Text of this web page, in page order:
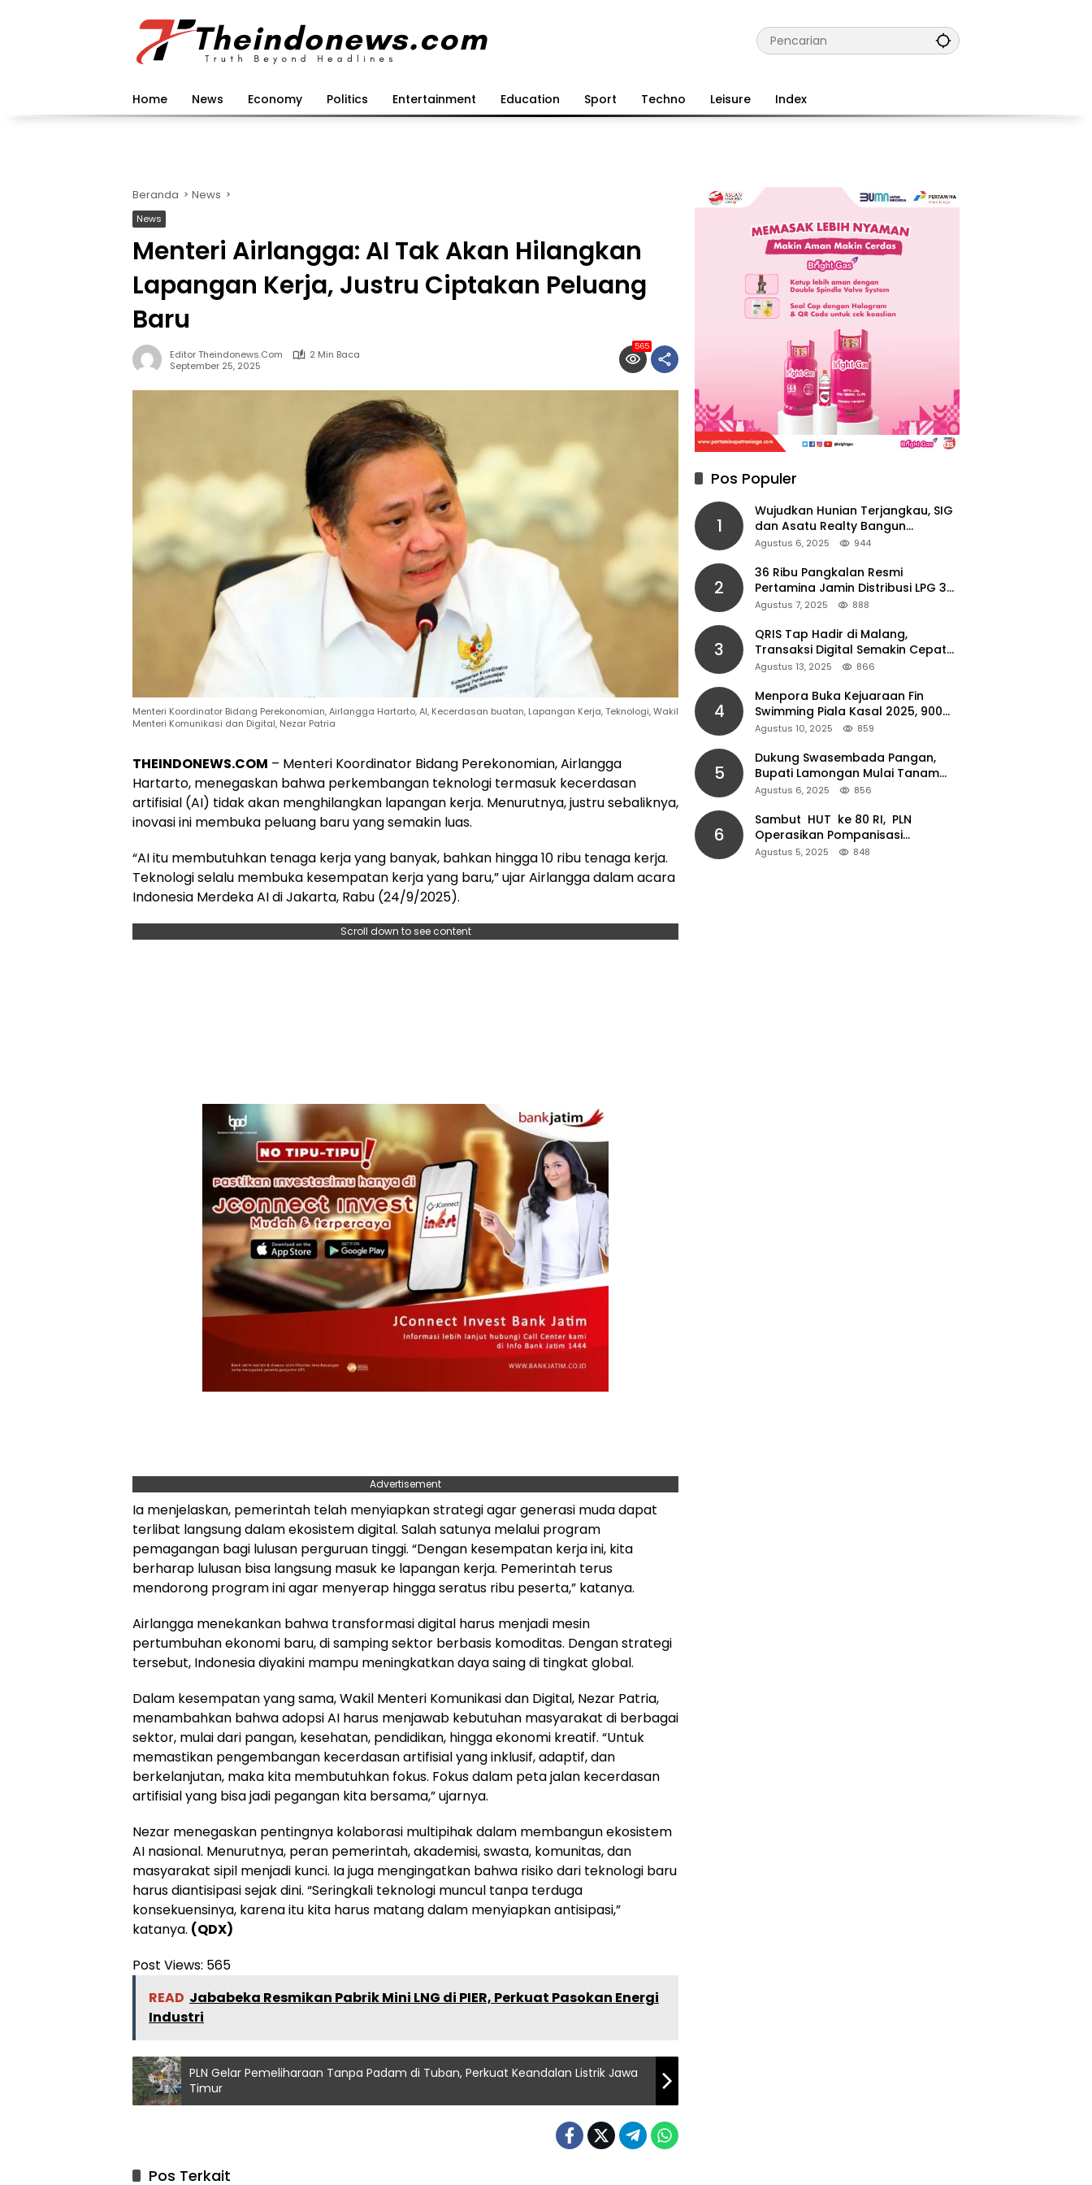
Home News Economy Politics Entertainment Education Sport Techno Leisure Index
Beranda News
News
Menteri Airlangga: AI Tak Akan Hilangkan
Lapangan Kerja, Justru Ciptakan Peluang
Baru
Editor Theindonews.com
2 Min Baca
September 25, 2025
565
Menteri Koordinator Bidang Perekonomian, Airlangga Hartarto, AI, Kecerdasan buatan, Lapangan Kerja, Teknologi, Wakil
Menteri Komunikasi dan Digital, Nezar Patria
THEINDONEWS.COM – Menteri Koordinator Bidang Perekonomian, Airlangga
Hartarto, menegaskan bahwa perkembangan teknologi termasuk kecerdasan
artifisial (AI) tidak akan menghilangkan lapangan kerja. Menurutnya, justru sebaliknya,
inovasi ini membuka peluang baru yang semakin luas.
“AI itu membutuhkan tenaga kerja yang banyak, bahkan hingga 10 ribu tenaga kerja.
Teknologi selalu membuka kesempatan kerja yang baru,” ujar Airlangga dalam acara
Indonesia Merdeka AI di Jakarta, Rabu (24/9/2025).
Scroll down to see content
Advertisement
Ia menjelaskan, pemerintah telah menyiapkan strategi agar generasi muda dapat
terlibat langsung dalam ekosistem digital. Salah satunya melalui program
pemagangan bagi lulusan perguruan tinggi. “Dengan kesempatan kerja ini, kita
berharap lulusan bisa langsung masuk ke lapangan kerja. Pemerintah terus
mendorong program ini agar menyerap hingga seratus ribu peserta,” katanya.
Airlangga menekankan bahwa transformasi digital harus menjadi mesin
pertumbuhan ekonomi baru, di samping sektor berbasis komoditas. Dengan strategi
tersebut, Indonesia diyakini mampu meningkatkan daya saing di tingkat global.
Dalam kesempatan yang sama, Wakil Menteri Komunikasi dan Digital, Nezar Patria,
menambahkan bahwa adopsi AI harus menjawab kebutuhan masyarakat di berbagai
sektor, mulai dari pangan, kesehatan, pendidikan, hingga ekonomi kreatif. “Untuk
memastikan pengembangan kecerdasan artifisial yang inklusif, adaptif, dan
berkelanjutan, maka kita membutuhkan fokus. Fokus dalam peta jalan kecerdasan
artifisial yang bisa jadi pegangan kita bersama,” ujarnya.
Nezar menegaskan pentingnya kolaborasi multipihak dalam membangun ekosistem
AI nasional. Menurutnya, peran pemerintah, akademisi, swasta, komunitas, dan
masyarakat sipil menjadi kunci. Ia juga mengingatkan bahwa risiko dari teknologi baru
harus diantisipasi sejak dini. “Seringkali teknologi muncul tanpa terduga
konsekuensinya, karena itu kita harus matang dalam menyiapkan antisipasi,”
katanya. (QDX)
Post Views: 565
READ Jababeka Resmikan Pabrik Mini LNG di PIER, Perkuat Pasokan Energi
Industri
PLN Gelar Pemeliharaan Tanpa Padam di Tuban, Perkuat Keandalan Listrik Jawa
Timur
Pos Terkait
Pos Populer
1
Wujudkan Hunian Terjangkau, SIG
dan Asatu Realty Bangun
Perumahan di Cianjur
Agustus 6, 2025 944
2
36 Ribu Pangkalan Resmi
Pertamina Jamin Distribusi LPG 3
Kg Aman di Jawa Timur
Agustus 7, 2025 888
3
QRIS Tap Hadir di Malang,
Transaksi Digital Semakin Cepat
dan Mudah dengan Teknologi NFC
Agustus 13, 2025 866
4
Menpora Buka Kejuaraan Fin
Swimming Piala Kasal 2025, 900
Atlet Ambil Bagian
Agustus 10, 2025 859
5
Dukung Swasembada Pangan,
Bupati Lamongan Mulai Tanam
Padi Musim Ketiga
Agustus 6, 2025 856
6
Sambut HUT ke 80 RI, PLN
Operasikan Pompanisasi
Persawahan dan Akses Air Bersih
Agustus 5, 2025 848